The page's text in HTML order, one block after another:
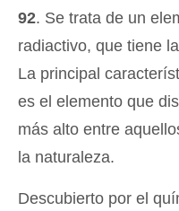
92. Se trata de un
radiactivo, que tiene la
La principal
es el elemento que
más alto entre
la naturaleza.
Descubierto por el